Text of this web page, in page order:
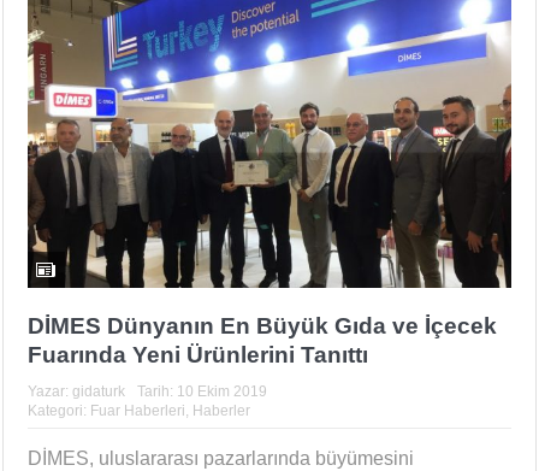
DİMES Dünyanın En Büyük Gıda ve İçecek
Fuarında Yeni Ürünlerini Tanıttı
Yazar: gidaturk Tarih: 10 Ekim 2019
Kategori: Fuar Haberleri, Haberler
DİMES, uluslararası pazarlarında büyümesini